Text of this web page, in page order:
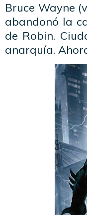
Bruce Wayne
abandonó la
de Robin.
anarquía.